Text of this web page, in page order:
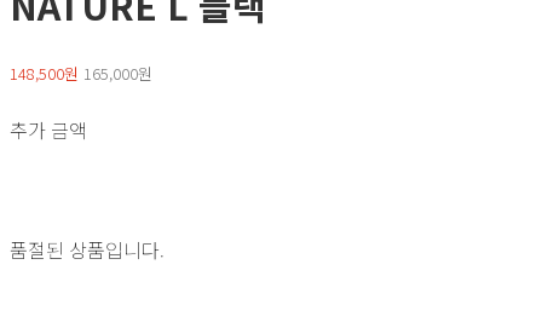
148,500원 165,000원
추가 금액
품절된 상품입니다.